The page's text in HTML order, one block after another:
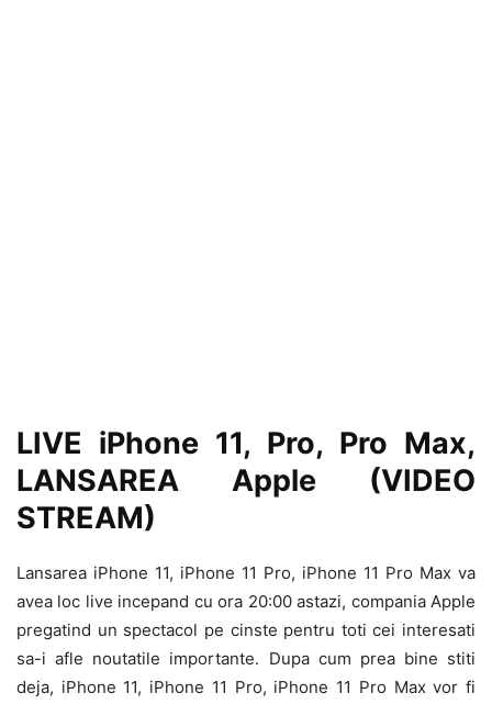
LIVE iPhone 11, Pro, Pro Max,
LANSAREA Apple (VIDEO
STREAM)
Lansarea iPhone 11, iPhone 11 Pro, iPhone 11 Pro Max va
avea loc live incepand cu ora 20:00 astazi, compania Apple
pregatind un spectacol pe cinste pentru toti cei interesati
sa-i afle noutatile importante. Dupa cum prea bine stiti
deja, iPhone 11, iPhone 11 Pro, iPhone 11 Pro Max vor fi